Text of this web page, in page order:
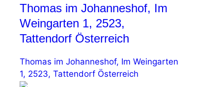
Thomas im Johanneshof, Im
Weingarten 1, 2523,
Tattendorf Österreich
Thomas im Johanneshof, Im Weingarten
1, 2523, Tattendorf Österreich